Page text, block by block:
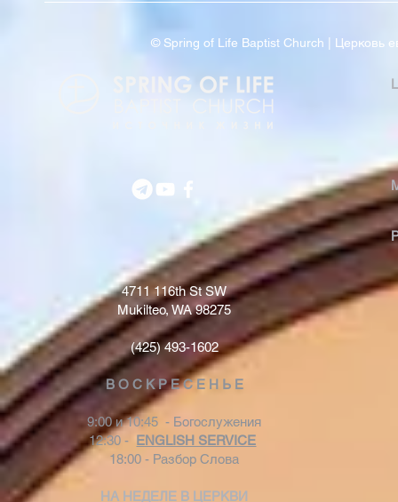
© Spring of Life Baptist Church | Церковь
4711 116th St SW
Mukilteo, WA 98275
(425) 493-1602
В О С К Р Е С Е Н Ь Е
9:00 и 10:45 - Богослужения
12:30 - ENGLISH SERVICE
18:00 - Разбор Слова
НА НЕДЕЛЕ В ЦЕРКВИ